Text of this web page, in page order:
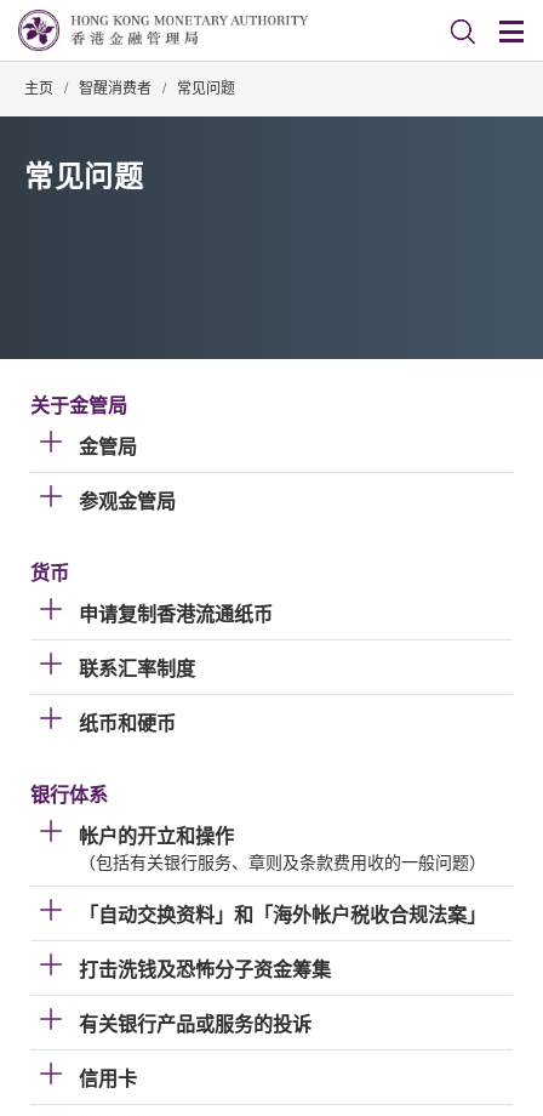
主页 / 智醒消费者 / 常见问题
常见问题
关于金管局
金管局
参观金管局
货币
申请复制香港流通纸币
联系汇率制度
纸币和硬币
银行体系
帐户的开立和操作
（包括有关银行服务、章则及条款费用收的一般问题）
「自动交换资料」和「海外帐户税收合规法案」
打击洗钱及恐怖分子资金筹集
有关银行产品或服务的投诉
信用卡